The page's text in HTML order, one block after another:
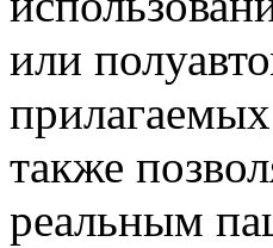
или
также
реальным